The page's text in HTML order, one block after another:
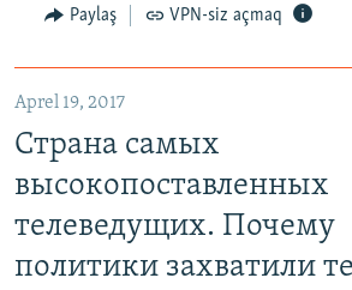
Paylaş VPN-siz açmaq
Aprel 19, 2017
Страна самых
высокопоставленных
телеведущих. Почему
политики захватили